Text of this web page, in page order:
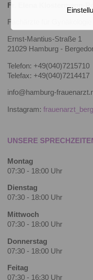
Fr. Elena Klostermann-
Fachärzte für Gynäkologie
Ernst-Mantius-Straße 1
21029 Hamburg -
Telefon: +49(040)7215710
Telefax: +49(040)7214417
info@hamburg-
Instagram:
UNSERE
Montag
07:30 - 18:00 Uhr
Dienstag
07:30 - 18:00 Uhr
Mittwoch
07:30 - 18:00 Uhr
Donnerstag
07:30 - 18:00 Uhr
Feitag
07:30 - 16:30 Uhr